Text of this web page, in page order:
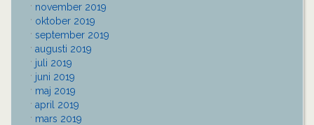
november 2019
oktober 2019
september 2019
augusti 2019
juli 2019
juni 2019
maj 2019
april 2019
mars 2019